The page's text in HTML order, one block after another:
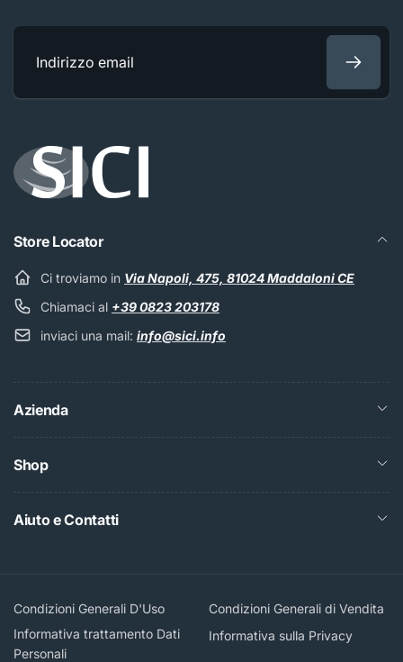
Indirizzo
Store Locator
Ci troviamo in Via Napoli, 475, 81024 Maddaloni CE
Chiamaci al +39 0823 203178
inviaci una mail: info@sici.info
Azienda
Shop
Aiuto e Contatti
Condizioni Generali D'Uso
Condizioni Generali di Vendita
Informativa trattamento Dati
Personali
Informativa sulla Privacy